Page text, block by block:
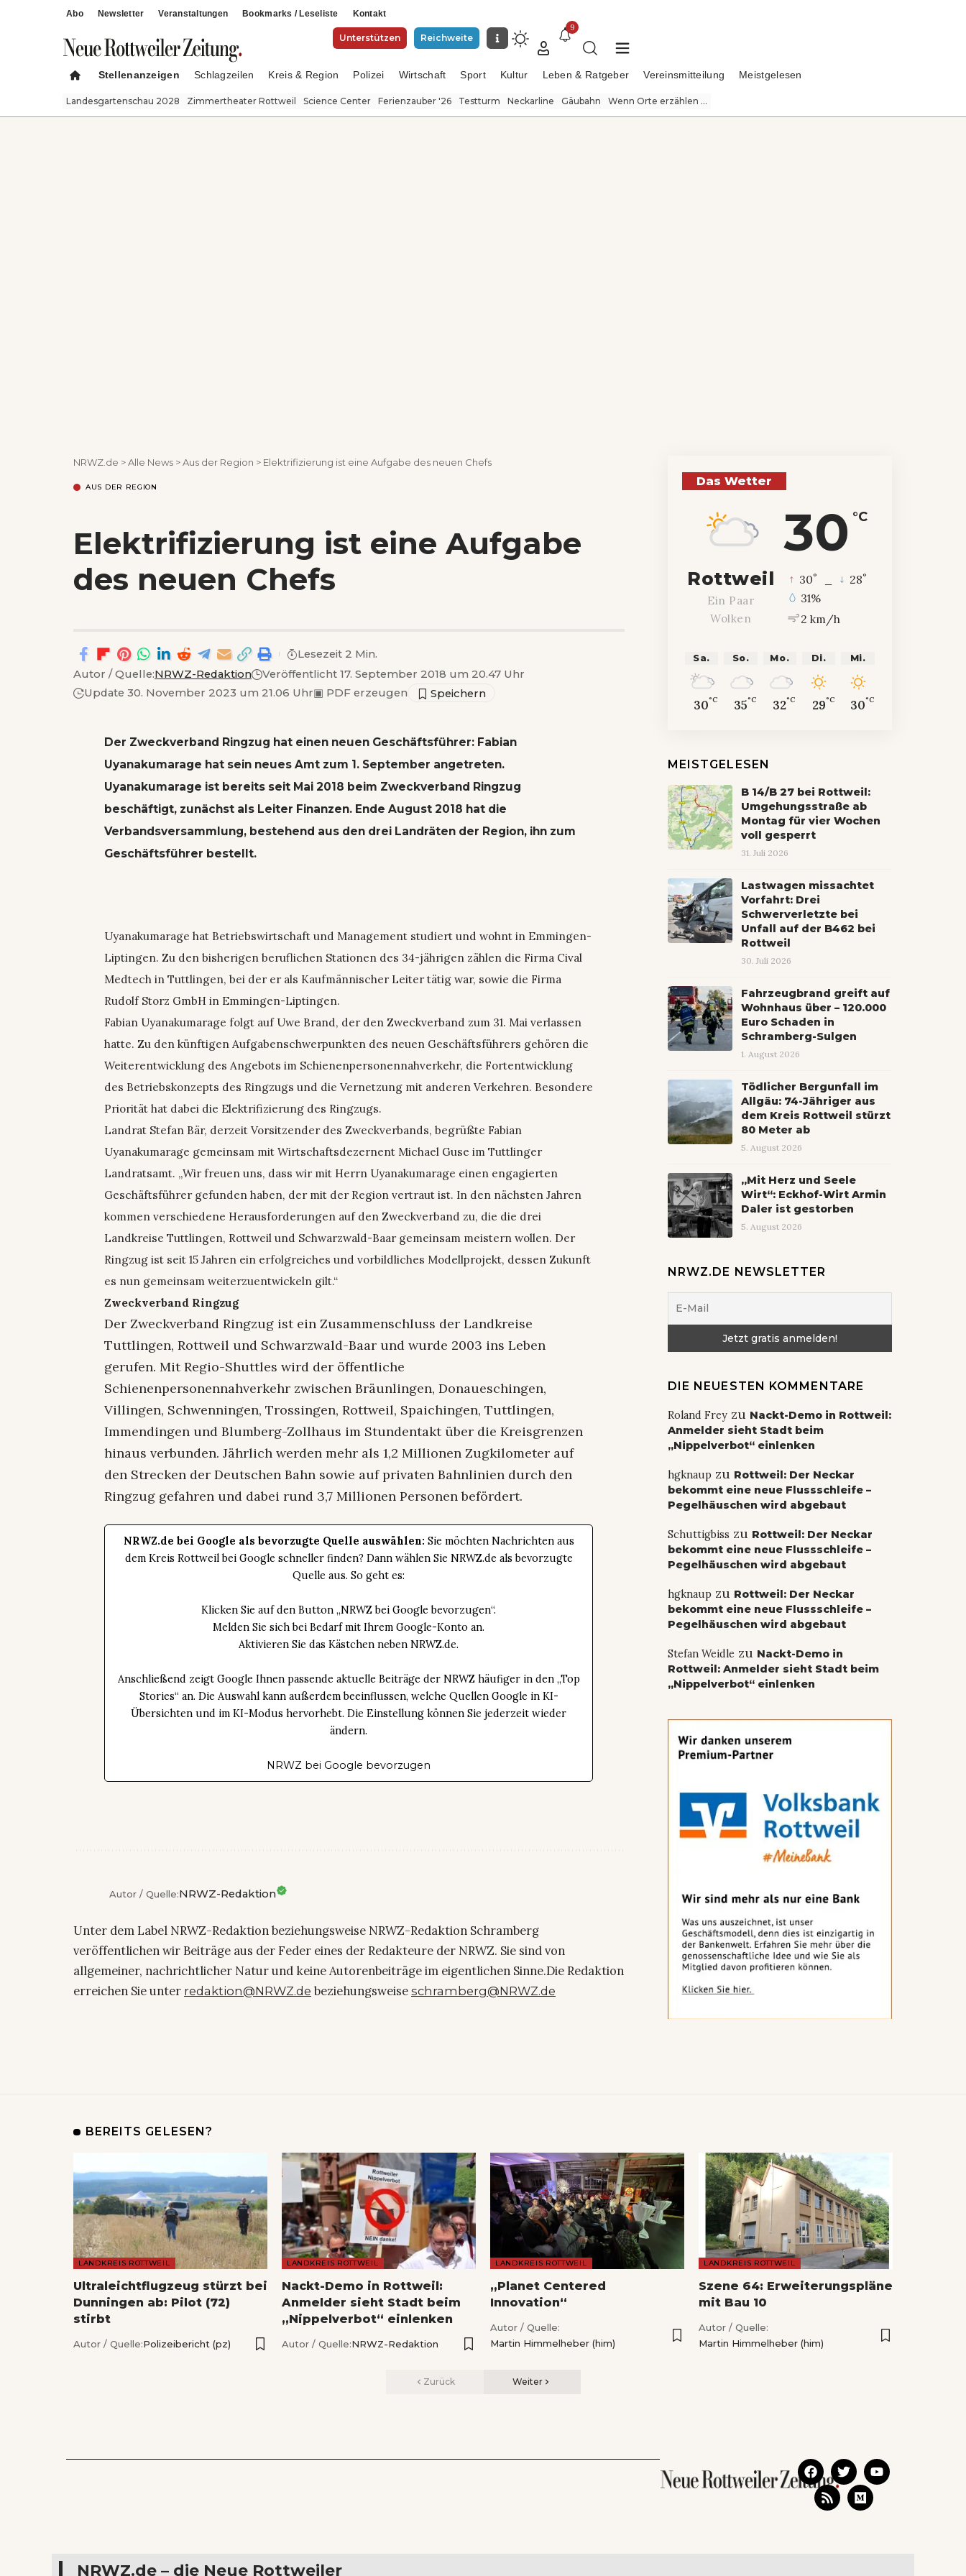
Abo Newsletter Veranstaltungen Bookmarks / Leseliste Kontakt
Unterstützen Reichweite
9
Stellenanzeigen Schlagzeilen Kreis & Region Polizei Wirtschaft Sport Kultur Leben & Ratgeber Vereinsmitteilung Meistgelesen
Landesgartenschau 2028 Zimmertheater Rottweil Science Center Ferienzauber '26 Testturm Neckarline Gäubahn Wenn Orte erzählen ...
NRWZ.de >Alle News >Aus der Region > Elektrifizierung ist eine Aufgabe des neuen Chefs
AUS DER REGION
Elektrifizierung ist eine Aufgabe
des neuen Chefs
Autor / Quelle:NRWZ-Redaktion
Veröffentlicht 17. September 2018 um 20.47 Uhr
Update 30. November 2023 um 21.06 Uhr▣ PDF erzeugen
Lesezeit 2 Min.
Der Zweckverband Ringzug hat einen neuen Geschäftsführer: Fabian
Uyanakumarage hat sein neues Amt zum 1. September angetreten.
Uyanakumarage ist bereits seit Mai 2018 beim Zweckverband Ringzug
beschäftigt, zunächst als Leiter Finanzen. Ende August 2018 hat die
Verbandsversammlung, bestehend aus den drei Landräten der Region, ihn zum
Geschäftsführer bestellt.
Uyanakumarage hat Betriebswirtschaft und Management studiert und wohnt in Emmingen-
Liptingen. Zu den bisherigen beruflichen Stationen des 34-jährigen zählen die Firma Cival
Medtech in Tuttlingen, bei der er als Kaufmännischer Leiter tätig war, sowie die Firma
Rudolf Storz GmbH in Emmingen-Liptingen.
Fabian Uyanakumarage folgt auf Uwe Brand, der den Zweckverband zum 31. Mai verlassen
hatte. Zu den künftigen Aufgabenschwerpunkten des neuen Geschäftsführers gehören die
Weiterentwicklung des Angebots im Schienenpersonennahverkehr, die Fortentwicklung
des Betriebskonzepts des Ringzugs und die Vernetzung mit anderen Verkehren. Besondere
Priorität hat dabei die Elektrifizierung des Ringzugs.
Landrat Stefan Bär, derzeit Vorsitzender des Zweckverbands, begrüßte Fabian
Uyanakumarage gemeinsam mit Wirtschaftsdezernent Michael Guse im Tuttlinger
Landratsamt. „Wir freuen uns, dass wir mit Herrn Uyanakumarage einen engagierten
Geschäftsführer gefunden haben, der mit der Region vertraut ist. In den nächsten Jahren
kommen verschiedene Herausforderungen auf den Zweckverband zu, die die drei
Landkreise Tuttlingen, Rottweil und Schwarzwald-Baar gemeinsam meistern wollen. Der
Ringzug ist seit 15 Jahren ein erfolgreiches und vorbildliches Modellprojekt, dessen Zukunft
es nun gemeinsam weiterzuentwickeln gilt.“
Zweckverband Ringzug
Der Zweckverband Ringzug ist ein Zusammenschluss der Landkreise
Tuttlingen, Rottweil und Schwarzwald-Baar und wurde 2003 ins Leben
gerufen. Mit Regio-Shuttles wird der öffentliche
Schienenpersonennahverkehr zwischen Bräunlingen, Donaueschingen,
Villingen, Schwenningen, Trossingen, Rottweil, Spaichingen, Tuttlingen,
Immendingen und Blumberg-Zollhaus im Stundentakt über die Kreisgrenzen
hinaus verbunden. Jährlich werden mehr als 1,2 Millionen Zugkilometer auf
den Strecken der Deutschen Bahn sowie auf privaten Bahnlinien durch den
Ringzug gefahren und dabei rund 3,7 Millionen Personen befördert.
NRWZ.de bei Google als bevorzugte Quelle auswählen: Sie möchten Nachrichten aus
dem Kreis Rottweil bei Google schneller finden? Dann wählen Sie NRWZ.de als bevorzugte
Quelle aus. So geht es:
Klicken Sie auf den Button „NRWZ bei Google bevorzugen“.
Melden Sie sich bei Bedarf mit Ihrem Google-Konto an.
Aktivieren Sie das Kästchen neben NRWZ.de.
Anschließend zeigt Google Ihnen passende aktuelle Beiträge der NRWZ häufiger in den „Top
Stories“ an. Die Auswahl kann außerdem beeinflussen, welche Quellen Google in KI-
Übersichten und im KI-Modus hervorhebt. Die Einstellung können Sie jederzeit wieder
ändern.
NRWZ bei Google bevorzugen
Autor / Quelle:NRWZ-Redaktion
Unter dem Label NRWZ-Redaktion beziehungsweise NRWZ-Redaktion Schramberg
veröffentlichen wir Beiträge aus der Feder eines der Redakteure der NRWZ. Sie sind von
allgemeiner, nachrichtlicher Natur und keine Autorenbeiträge im eigentlichen Sinne.Die Redaktion
erreichen Sie unter redaktion@NRWZ.de beziehungsweise schramberg@NRWZ.de
Das Wetter
30 °C
Rottweil
Ein Paar
Wolken
30° 28°
31%
2 km/h
Sa.
30°C
So.
35°C
Mo.
32°C
Di.
29°C
Mi.
30°C
MEISTGELESEN
B 14/B 27 bei Rottweil:
Umgehungsstraße ab
Montag für vier Wochen
voll gesperrt
31. Juli 2026
Lastwagen missachtet
Vorfahrt: Drei
Schwerverletzte bei
Unfall auf der B462 bei
Rottweil
30. Juli 2026
Fahrzeugbrand greift auf
Wohnhaus über – 120.000
Euro Schaden in
Schramberg-Sulgen
1. August 2026
Tödlicher Bergunfall im
Allgäu: 74-Jähriger aus
dem Kreis Rottweil stürzt
80 Meter ab
5. August 2026
„Mit Herz und Seele
Wirt“: Eckhof-Wirt Armin
Daler ist gestorben
5. August 2026
NRWZ.DE NEWSLETTER
DIE NEUESTEN KOMMENTARE
Roland Freyzu Nackt-Demo in Rottweil:
Anmelder sieht Stadt beim
„Nippelverbot“ einlenken
hgknaupzu Rottweil: Der Neckar
bekommt eine neue Flussschleife –
Pegelhäuschen wird abgebaut
Schuttigbiss zu Rottweil: Der Neckar
bekommt eine neue Flussschleife –
Pegelhäuschen wird abgebaut
hgknaupzu Rottweil: Der Neckar
bekommt eine neue Flussschleife –
Pegelhäuschen wird abgebaut
Stefan Weidle zu Nackt-Demo in
Rottweil: Anmelder sieht Stadt beim
„Nippelverbot“ einlenken
BEREITS GELESEN?
LANDKREIS ROTTWEIL
Ultraleichtflugzeug stürzt bei
Dunningen ab: Pilot (72)
stirbt
Autor / Quelle:Polizeibericht (pz)
LANDKREIS ROTTWEIL
Nackt-Demo in Rottweil:
Anmelder sieht Stadt beim
„Nippelverbot“ einlenken
Autor / Quelle:NRWZ-Redaktion
LANDKREIS ROTTWEIL
„Planet Centered
Innovation“
Autor / Quelle:
Martin Himmelheber (him)
LANDKREIS ROTTWEIL
Szene 64: Erweiterungspläne
mit Bau 10
Autor / Quelle:
Martin Himmelheber (him)
Zurück Weiter
NRWZ.de – die Neue Rottweiler